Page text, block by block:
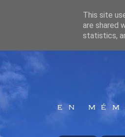
This site
are shared
statistics,